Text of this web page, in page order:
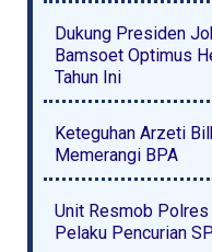
Dukung Presiden
Bamsoet Optimus
Tahun Ini
Keteguhan Arzeti
Memerangi BPA
Unit Resmob
Pelaku Pencurian